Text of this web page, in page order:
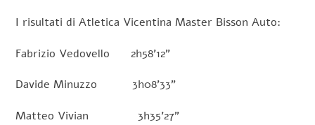
I risultati di Atletica Vicentina Master Bisson Auto:
Fabrizio Vedovello 2h58’12”
Davide Minuzzo 3h08’33”
Matteo Vivian 3h35’27”